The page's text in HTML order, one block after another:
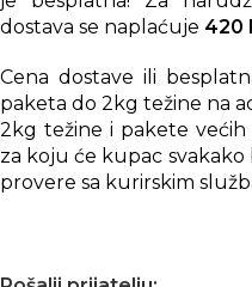
dostava se naplaćuje 420
Cena dostave ili
paketa do 2kg težine na
2kg težine i pakete
za koju će kupac
provere sa kurirskim